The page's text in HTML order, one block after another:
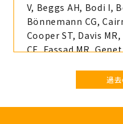
V, Beggs AH, Bodi I,
Bönnemann CG,
Cooper ST, Davis
CE, Fassad MR,
WN, Malfatti E,
Muelas N, Nishikawa
Ogonuki N, O'Grady
過